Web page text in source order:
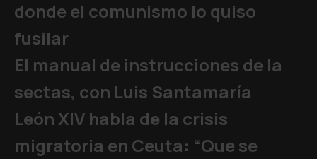
donde el comunismo lo quiso
fusilar
El manual de instrucciones de la
sectas, con Luis Santamaría
León XIV habla de la crisis
migratoria en Ceuta: “Que se